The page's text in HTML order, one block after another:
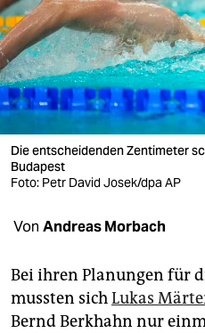
nord
wahrheit
verlag
verlag
veranstaltungen
unterstützen
abo
Die entscheidenden Zentimeter
Budapest
Foto: Petr David Josek/dpa AP
Von Andreas Morbach
Bei ihren Planungen für
mussten sichLukas
Bernd Berkhahn nur